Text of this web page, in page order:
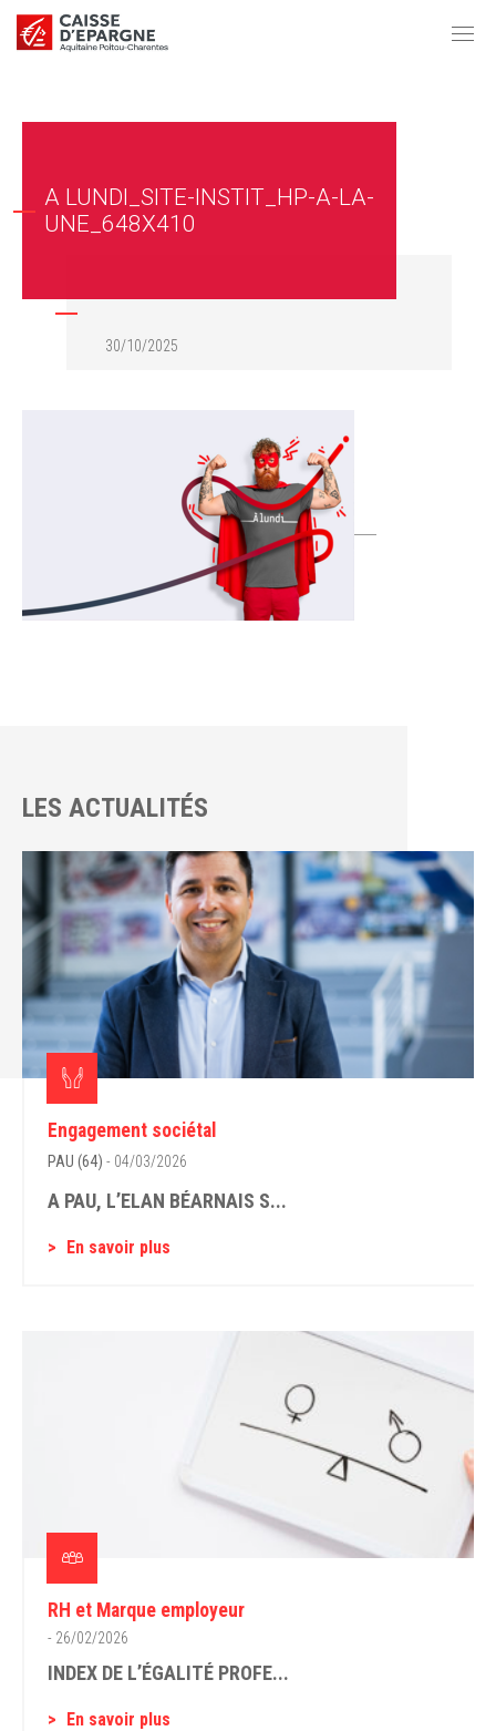
A LUNDI_SITE-INSTIT_HP-A-LA-
UNE_648X410
30/10/2025
LES ACTUALITÉS
Engagement sociétal
PAU (64) - 04/03/2026
A PAU, L’ELAN BÉARNAIS S...
En savoir plus
RH et Marque employeur
- 26/02/2026
INDEX DE L’ÉGALITÉ PROFE...
En savoir plus